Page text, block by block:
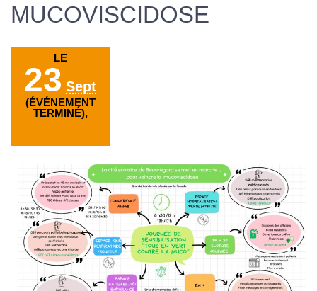
MUCOVISCIDOSE
LE
23 Sept
(ÉVÉNEMENT
TERMINÉ),